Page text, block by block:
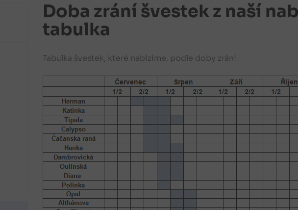
Doba zrání švestek z naší
tabulka
Tabulka švestek, které nabízíme, podle doby zrání